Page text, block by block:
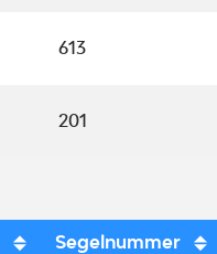
613
201
Segelnummer